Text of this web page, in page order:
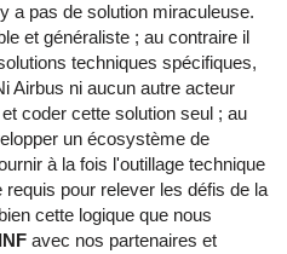
a pas de solution miraculeuse.
et généraliste ; au contraire il
techniques spécifiques,
Airbus ni aucun autre acteur
coder cette solution seul ; au
un écosystème de
à la fois l'outillage technique
pour relever les défis de la
cette logique que nous
avec nos partenaires et